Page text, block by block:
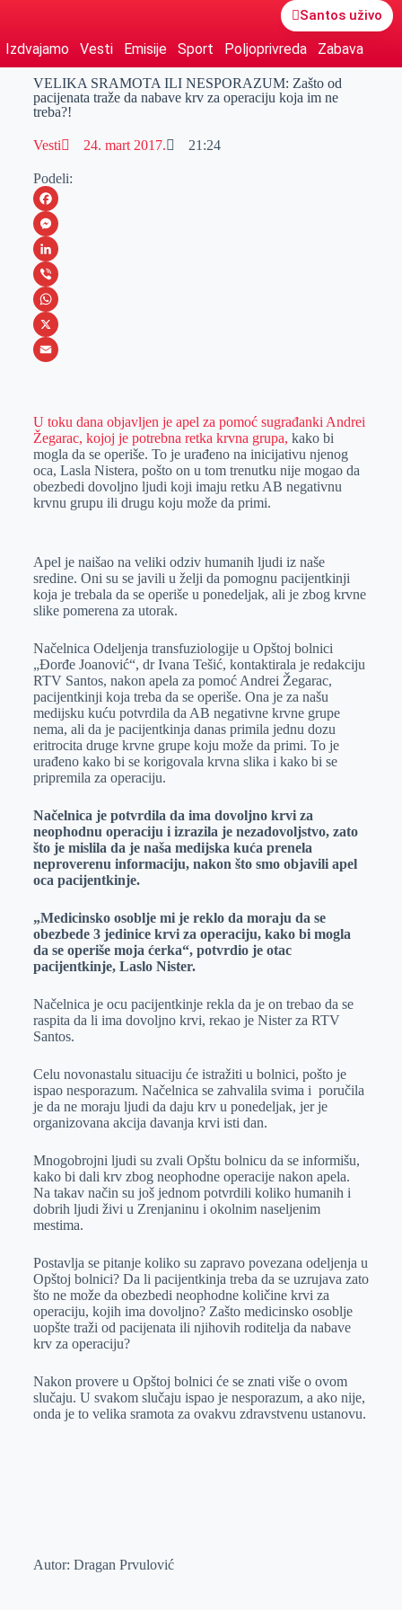
Santos uživo
Izdvajamo Vesti Emisije Sport Poljoprivreda Zabava
VELIKA SRAMOTA ILI NESPORAZUM: Zašto od
pacijenata traže da nabave krv za operaciju koja im ne
treba?!
Vesti 24. mart 2017. 21:24
Podeli:
F
a
c
e
b
o
M
e
s
s
e
e
r
L
i
n
k
I
n
V
i
b
W
h
s
A
p
p
X
a
i
l
U toku dana objavljen je apel za pomoć sugrađanki Andrei
Žegarac, kojoj je potrebna retka krvna grupa, kako bi
mogla da se operiše. To je urađeno na inicijativu njenog
oca, Lasla Nistera, pošto on u tom trenutku nije mogao da
obezbedi dovoljno ljudi koji imaju retku AB negativnu
krvnu grupu ili drugu koju može da primi.
Apel je naišao na veliki odziv humanih ljudi iz naše
sredine. Oni su se javili u želji da pomognu pacijentkinji
koja je trebala da se operiše u ponedeljak, ali je zbog krvne
slike pomerena za utorak.
Načelnica Odeljenja transfuziologije u Opštoj bolnici
„Đorđe Joanović“, dr Ivana Tešić, kontaktirala je redakciju
RTV Santos, nakon apela za pomoć Andrei Žegarac,
pacijentkinji koja treba da se operiše. Ona je za našu
medijsku kuću potvrdila da AB negativne krvne grupe
nema, ali da je pacijentkinja danas primila jednu dozu
eritrocita druge krvne grupe koju može da primi. To je
urađeno kako bi se korigovala krvna slika i kako bi se
pripremila za operaciju.
Načelnica je potvrdila da ima dovoljno krvi za
neophodnu operaciju i izrazila je nezadovoljstvo, zato
što je mislila da je naša medijska kuća prenela
neproverenu informaciju, nakon što smo objavili apel
oca pacijentkinje.
„Medicinsko osoblje mi je reklo da moraju da se
obezbede 3 jedinice krvi za operaciju, kako bi mogla
da se operiše moja ćerka“, potvrdio je otac
pacijentkinje, Laslo Nister.
Načelnica je ocu pacijentkinje rekla da je on trebao da se
raspita da li ima dovoljno krvi, rekao je Nister za RTV
Santos.
Celu novonastalu situaciju će istražiti u bolnici, pošto je
ispao nesporazum. Načelnica se zahvalila svima i poručila
je da ne moraju ljudi da daju krv u ponedeljak, jer je
organizovana akcija davanja krvi isti dan.
Mnogobrojni ljudi su zvali Opštu bolnicu da se informišu,
kako bi dali krv zbog neophodne operacije nakon apela.
Na takav način su još jednom potvrdili koliko humanih i
dobrih ljudi živi u Zrenjaninu i okolnim naseljenim
mestima.
Postavlja se pitanje koliko su zapravo povezana odeljenja u
Opštoj bolnici? Da li pacijentkinja treba da se uzrujava zato
što ne može da obezbedi neophodne količine krvi za
operaciju, kojih ima dovoljno? Zašto medicinsko osoblje
uopšte traži od pacijenata ili njihovih roditelja da nabave
krv za operaciju?
Nakon provere u Opštoj bolnici će se znati više o ovom
slučaju. U svakom slučaju ispao je nesporazum, a ako nije,
onda je to velika sramota za ovakvu zdravstvenu ustanovu.
Autor: Dragan Prvulović